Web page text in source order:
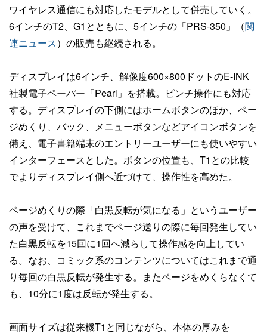
ワイヤレス通信にも対応したモデルとして併売していく。
6インチのT2、G1とともに、5インチの「PRS-350」（関
連ニュース）の販売も継続される。
ディスプレイは6インチ、解像度600×800ドットのE-INK
社製電子ペーパー「Pearl」を搭載。ピンチ操作にも対応
する。ディスプレイの下側にはホームボタンのほか、ペー
ジめくり、バック、メニューボタンなどアイコンボタンを
備え、電子書籍端末のエントリーユーザーにも使いやすい
インターフェースとした。ボタンの位置も、T1との比較
でよりディスプレイ側へ近づけて、操作性を高めた。
ページめくりの際「白黒反転が気になる」というユーザー
の声を受けて、これまでページ送りの際に毎回発生してい
た白黒反転を15回に1回へ減らして操作感を向上してい
る。なお、コミック系のコンテンツについてはこれまで通
り毎回の白黒反転が発生する。またページをめくらなくて
も、10分に1度は反転が発生する。
画面サイズは従来機T1と同じながら、本体の厚みを